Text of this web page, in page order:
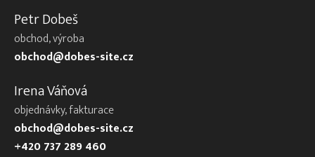
Petr Dobeš
obchod, výroba
obchod@dobes-site.cz
Irena Váňová
objednávky, fakturace
obchod@dobes-site.cz
+420 737 289 460